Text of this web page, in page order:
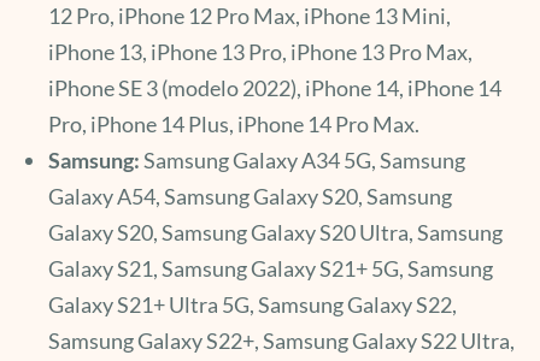
12 Pro, iPhone 12 Pro Max, iPhone 13 Mini,
iPhone 13, iPhone 13 Pro, iPhone 13 Pro Max,
iPhone SE 3 (modelo 2022), iPhone 14, iPhone 14
Pro, iPhone 14 Plus, iPhone 14 Pro Max.
Samsung:Samsung Galaxy A34 5G, Samsung
Galaxy A54, Samsung Galaxy S20, Samsung
Galaxy S20, Samsung Galaxy S20 Ultra, Samsung
Galaxy S21, Samsung Galaxy S21+ 5G, Samsung
Galaxy S21+ Ultra 5G, Samsung Galaxy S22,
Samsung Galaxy S22+, Samsung Galaxy S22 Ultra,